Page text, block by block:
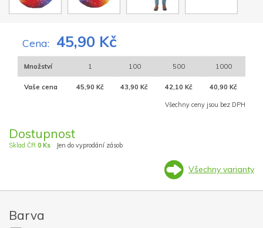
Cena: 45,90 Kč
Množství 1 100 500 1000
Vaše cena 45,90 Kč 43,90 Kč 42,10 Kč 40,90 Kč
Všechny ceny jsou bez DPH
Dostupnost
Sklad ČR 0 Ks Jen do vyprodání zásob
Všechny varianty
Barva